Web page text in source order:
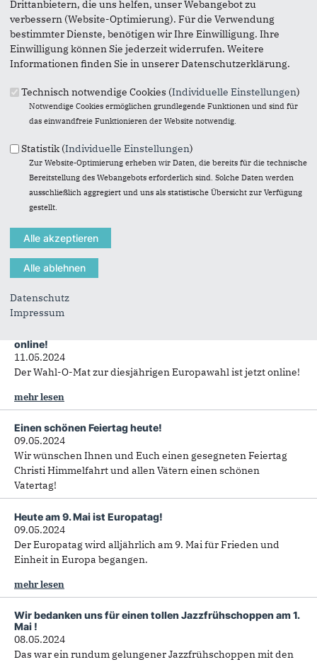
„Die sicherheitspolitische Lage in Europa. Was kommt auf
uns zu?“
19.05.2024
Die CDU Kronshagen lädt herzlich ein zu einer
Diskussionsveranstaltung mit dem renommierten Experten
mehr lesen
12.05.2024
Wir wünschen allen Müttern heute einen sonnigen Tag und
alles Liebe zum Muttertag. Lasst Euch verwöhnen!
Herzlichen Glückwunsch zum Aufstieg in die 1. Bundesliga,
12.05.2024
Wir gratulieren der KSV Holstein Kiel zum historischen
Aufstieg in die 1. Fussball-Bundesliga als erstem Team aus
Schleswig-Holstein!
mehr lesen
online!
11.05.2024
Der Wahl-O-Mat zur diesjährigen Europawahl ist jetzt online!
mehr lesen
Einen schönen Feiertag heute!
09.05.2024
Wir wünschen Ihnen und Euch einen gesegneten Feiertag
Christi Himmelfahrt und allen Vätern einen schönen
Vatertag!
Heute am 9. Mai ist Europatag!
09.05.2024
Der Europatag wird alljährlich am 9. Mai für Frieden und
Einheit in Europa begangen.
mehr lesen
Wir bedanken uns für einen tollen Jazzfrühschoppen am 1.
Mai !
08.05.2024
Das war ein rundum gelungener Jazzfrühschoppen mit den
Drittanbietern, die uns helfen, unser Webangebot zu
verbessern (Website-Optimierung). Für die Verwendung
bestimmter Dienste, benötigen wir Ihre Einwilligung. Ihre
Einwilligung können Sie jederzeit widerrufen. Weitere
Informationen finden Sie in unserer Datenschutzerklärung.
Technisch notwendige Cookies (Individuelle Einstellungen)
Notwendige Cookies ermöglichen grundlegende Funktionen und sind für
das einwandfreie Funktionieren der Website notwendig.
Statistik (Individuelle Einstellungen)
Zur Website-Optimierung erheben wir Daten, die bereits für die technische
Bereitstellung des Webangebots erforderlich sind. Solche Daten werden
ausschließlich aggregiert und uns als statistische Übersicht zur Verfügung
gestellt.
Datenschutz
Impressum